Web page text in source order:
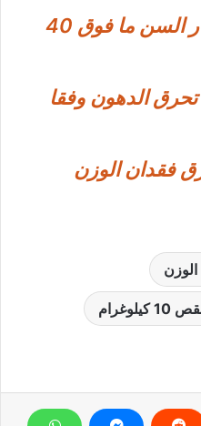
فقدان الوزن عند كبار السن ما فوق 40
الدهون وفقا
فقدان الوزن
10 كيلوغرام